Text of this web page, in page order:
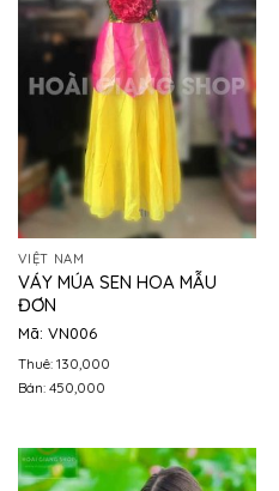
VIỆT NAM
VÁY MÚA SEN HOA MẪU
ĐƠN
Mã: VN006
Thuê: 130,000
Bán: 450,000